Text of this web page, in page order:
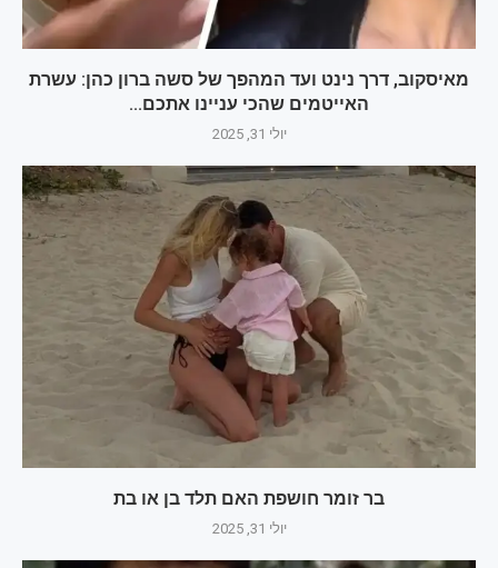
מאיסקוב, דרך נינט ועד המהפך של סשה ברון כהן: עשרת
האייטמים שהכי עניינו אתכם...
יולי 31, 2025
בר זומר חושפת האם תלד בן או בת
יולי 31, 2025